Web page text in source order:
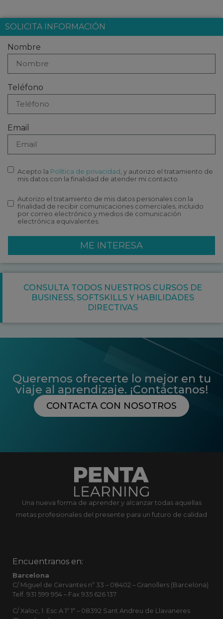
SOLICITA INFORMACIÓN
Nombre
Teléfono
Email
Acepto la Política de privacidad , y autorizo el tratamiento de
mis datos con la finalidad de atender mi contacto.
Autorizo el tratamiento de mis datos personales con la
finalidad de recibir comunicaciones comerciales, incluido
por correo electrónico y medios de comunicación
electrónica equivalentes.
ME INTERESA
CONSULTA TODOS NUESTROS CURSOS DE
BUSINESS, SOFTSKILLS Y HABILIDADES
DIRECTIVAS
Queremos ofrecerte lo mejor en tu
viaje al aprendizaje. ¡Contáctanos!
CONTACTA CON NOSOTROS
Una nueva forma de aprender y alcanzar todas aquellas
metas profesionales del presente para un futuro de calidad
Encuentranos en:
Barcelona
C/ Miguel de Cervantes nº 33 – 08402 – Granollers (Barcelona)
Telf. 931 599 954 – Fax 935 626 137
C/ Xaloc, 1. Esc A 1º 1ª – 08392 Sant Andreu de Llavaneres